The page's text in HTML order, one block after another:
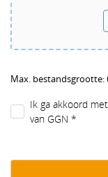
Max. bestandsgrootte:
Ik ga akkoord
van GGN *